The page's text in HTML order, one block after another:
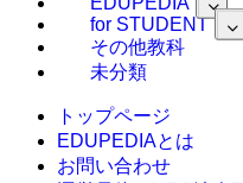
for STUDENT
その他教科
未分類
トップページ
EDUPEDIAとは
お問い合わせ